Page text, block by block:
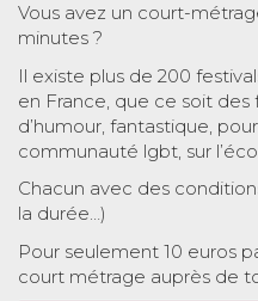
Vous avez un court-
minutes ?
Il existe plus de 200
en France, que ce soit
d’humour, fantastique,
communauté lgbt, sur
Chacun avec des
la durée…)
Pour seulement 10 euros
court métrage auprès de